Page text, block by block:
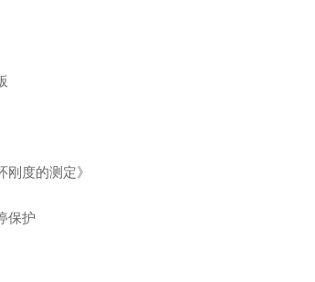
度的测定》
保护